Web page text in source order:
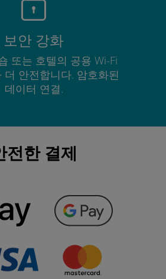
보안 강화
또는 호텔의 공용 Wi-Fi
더 안전합니다. 암호화된
데이터 연결.
전한 결제